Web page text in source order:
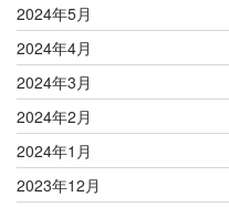
2024年5月
2024年4月
2024年3月
2024年2月
2024年1月
2023年12月